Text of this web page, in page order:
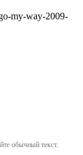
my-way-2009-
обычный текст.